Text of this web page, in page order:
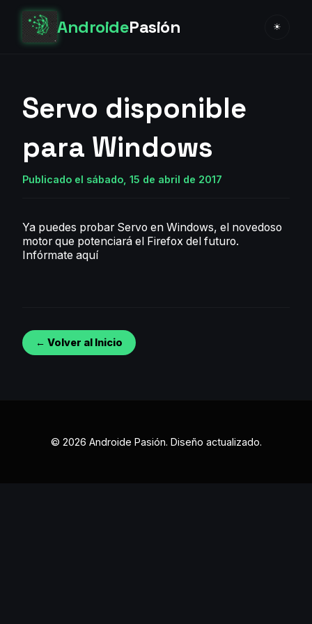
AndroidePasión ☀
Servo disponible
para Windows
Publicado el sábado, 15 de abril de 2017
Ya puedes probar Servo en Windows, el novedoso
motor que potenciará el Firefox del futuro.
Infórmate aquí
← Volver al Inicio
© 2026 Androide Pasión. Diseño actualizado.